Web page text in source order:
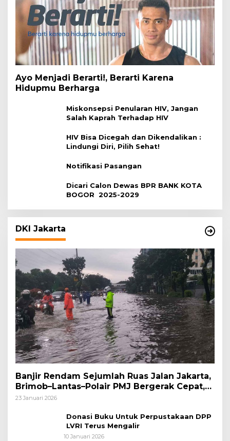
Ayo Menjadi Berarti!, Berarti Karena
Hidupmu Berharga
Miskonsepsi Penularan HIV, Jangan
Salah Kaprah Terhadap HIV
HIV Bisa Dicegah dan Dikendalikan :
Lindungi Diri, Pilih Sehat!
Notifikasi Pasangan
Dicari Calon Dewas BPR BANK KOTA
BOGOR 2025-2029
DKI Jakarta
Banjir Rendam Sejumlah Ruas Jalan Jakarta,
Brimob–Lantas–Polair PMJ Bergerak Cepat,
Polri Siagakan 128.247 Personel Secara
23 Januari 2026
Donasi Buku Untuk Perpustakaan DPP
LVRI Terus Mengalir
10 Januari 2026